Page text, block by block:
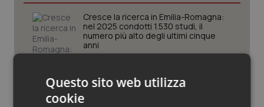
Veneto
Oncoematologia
Psoriasi & pelle
Cresce la ricerca in Emilia-Romagna:
nel 2025 condotti 1.530 studi, il
numero più alto degli ultimi cinque
anni
Decaro accelera su 118, liste d’attesa
Questo sito web utilizza
cookie